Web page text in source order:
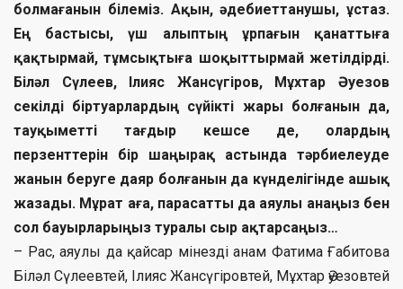
болмағанын білеміз. Ақын, әдебиеттанушы, ұстаз.
Ең бастысы, үш алыптың ұрпағын қанаттыға
қақтырмай, тұмсықтыға шоқыттырмай жетілдірді.
Біләл Сүлеев, Ілияс Жансүгіров, Мұхтар Әуезов
секілді біртуарлардың сүйікті жары болғанын да,
тауқыметті тағдыр кешсе де, олардың
перзенттерін бір шаңырақ астында тәрбиелеуде
жанын беруге даяр болғанын да күнделігінде ашық
жазады. Мұрат аға, парасатты да аяулы анаңыз бен
сол бауырларыңыз туралы сыр ақтарсаңыз…
– Рас, аяулы да қайсар мінезді анам Фатима Ғабитова
Біләл Сүлеевтей, Ілияс Жансүгіровтей, Мұхтар Әуезовтей